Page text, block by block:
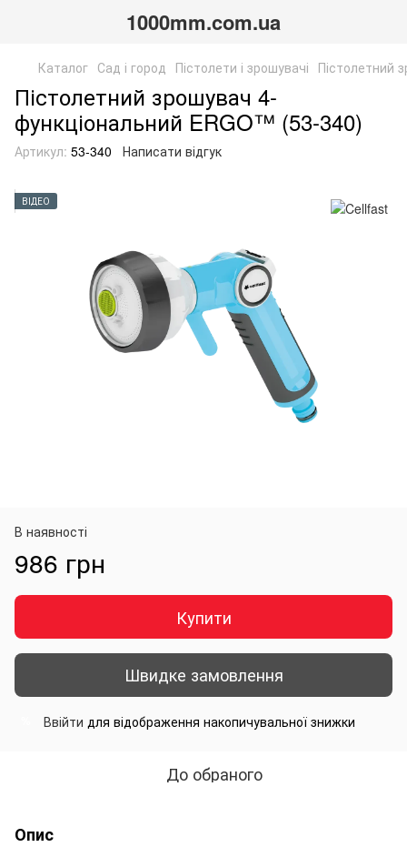
1000mm.com.ua
Каталог Сад і город Пістолети і зрошувачі Пістолетний
Пістолетний зрошувач 4-
функціональний ERGO™ (53-340)
Артикул: 53-340 Написати відгук
ВІДЕО
В наявності
986 грн
Купити
Швидке замовлення
Ввійти для відображення накопичувальної знижки
До обраного
Опис